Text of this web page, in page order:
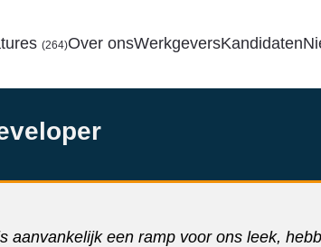
(264)Over onsWerkgeversKandidaten
aanvankelijk een ramp voor ons leek,